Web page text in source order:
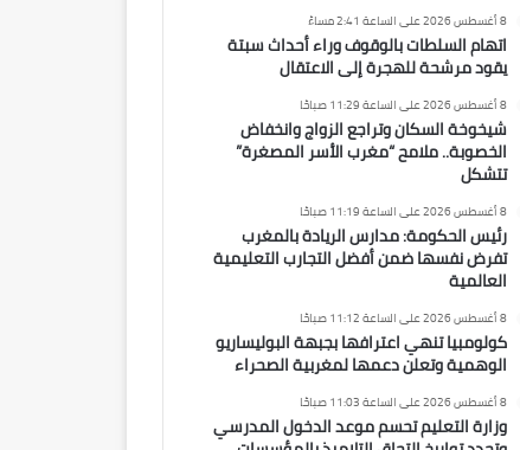
8 أغسطس 2026 على الساعة 2:41 مساءً
اتهام السلطات بالوقوف وراء أحداث سبتة
يقود مرشحة للهجرة إلى الاعتقال
8 أغسطس 2026 على الساعة 11:29 صباحًا
شيخوخة السكان وتراجع الزواج وانخفاض
الخصوبة.. ملامح “مغرب الأسر المصغرة”
تتشكل
8 أغسطس 2026 على الساعة 11:19 صباحًا
رئيس الحكومة: مدارس الريادة بالمغرب
تفرض نفسها ضمن أفضل التجارب التعليمية
العالمية
8 أغسطس 2026 على الساعة 11:12 صباحًا
كولومبيا تنهي اعترافها بجبهة البوليساريو
الوهمية وتعلن دعمها لمغربية الصحراء
8 أغسطس 2026 على الساعة 11:03 صباحًا
وزارة التعليم تحسم موعد الدخول المدرسي